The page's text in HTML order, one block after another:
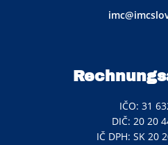
IČO: 31
DIČ: 20 20
IČ DPH: SK 20